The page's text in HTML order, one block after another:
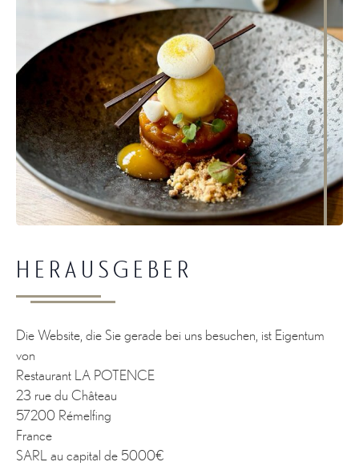
HERAUSGEBER
Die Website, die Sie gerade bei uns besuchen, ist Eigentum
von
Restaurant LA POTENCE
23 rue du Château
57200 Rémelfing
France
SARL au capital de 5000€